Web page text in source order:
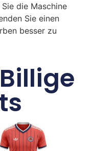
die Maschine
Sie einen
besser zu